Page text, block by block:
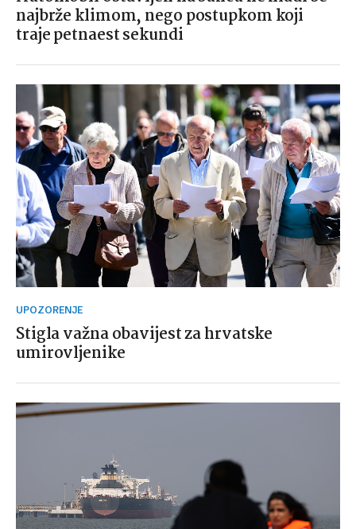
najbrže klimom, nego postupkom koji
traje petnaest sekundi
UPOZORENJE
Stigla važna obavijest za hrvatske
umirovljenike